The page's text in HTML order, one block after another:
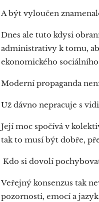
A být vyloučen
Dnes ale tuto kdysi
administrativy k tomu,
ekonomického
Moderní propaganda
Už dávno nepracuje s
Její moc spočívá v
tak to musí být dobře,
Kdo si dovolí
Veřejný konsenzus tak
pozornosti, emocí a